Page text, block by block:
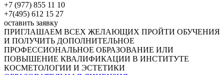
+7 (977) 855 11 10
+7(495) 612 15 27
оставить заявку
ПРИГЛАШАЕМ ВСЕХ ЖЕЛАЮЩИХ ПРОЙТИ ОБУЧЕНИЯ
И ПОЛУЧИТЬ ДОПОЛНИТЕЛЬНОЕ
ПРОФЕССИОНАЛЬНОЕ ОБРАЗОВАНИЕ ИЛИ
ПОВЫШЕНИЕ КВАЛИФИКАЦИИ В ИНСТИТУТЕ
КОСМЕТОЛОГИИ И ЭСТЕТИКИ